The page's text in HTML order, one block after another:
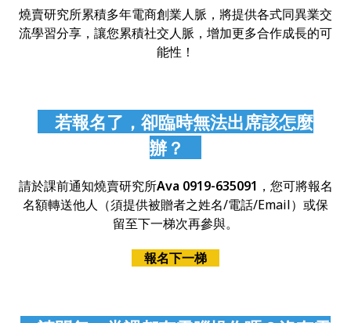
燒賣研究所累積多年電商創業人脈，將提供各式同異業交
流學習分享，讓您累積社交人脈，增加更多合作成長的可
能性！
若報名了，卻臨時無法出席該怎麼
辦？
請於課前通知燒賣研究所Ava 0919-635091 ，您可將報名
名額轉送他人（須提供被贈者之姓名/電話/Email）或保
留至下一梯次再參與。
報名下一梯